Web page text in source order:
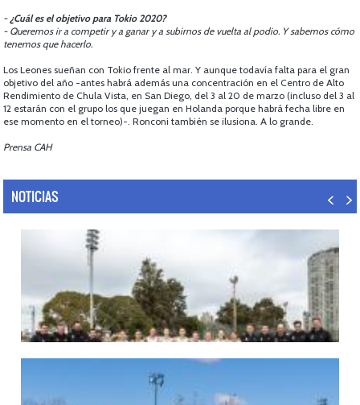
- ¿Cuál es el objetivo para Tokio 2020?
- Queremos ir a competir y a ganar y a subirnos de vuelta al podio. Y sabemos cómo
tenemos que hacerlo.
Los Leones sueñan con Tokio frente al mar. Y aunque todavía falta para el gran
objetivo del año -antes habrá además una concentración en el Centro de Alto
Rendimiento de Chula Vista, en San Diego, del 3 al 20 de marzo (incluso del 3 al
12 estarán con el grupo los que juegan en Holanda porque habrá fecha libre en
ese momento en el torneo)-. Ronconi también se ilusiona. A lo grande.
Prensa CAH
NOTICIAS